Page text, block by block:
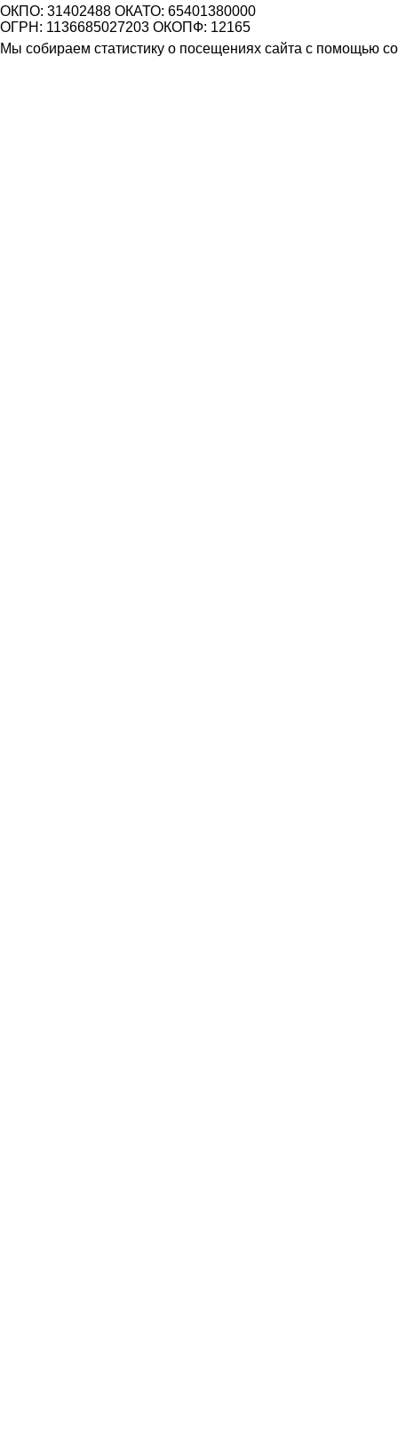
ОКПО: 31402488 ОКАТО: 65401380000
ОГРН: 1136685027203 ОКОПФ: 12165
Мы собираем статистику о посещениях сайта с помощью